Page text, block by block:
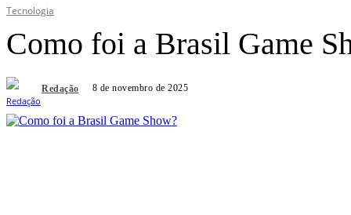
Tecnologia
Como foi a Brasil Game
Redação 8 de novembro de 2025